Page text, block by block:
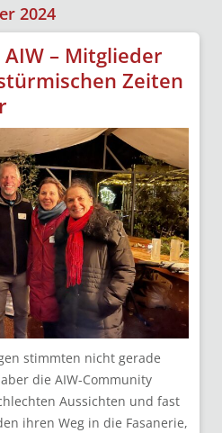
2024
AIW – Mitglieder
Zeiten
stimmten nicht gerade
die AIW-Community
Aussichten und fast
ihren Weg in die Fasanerie,